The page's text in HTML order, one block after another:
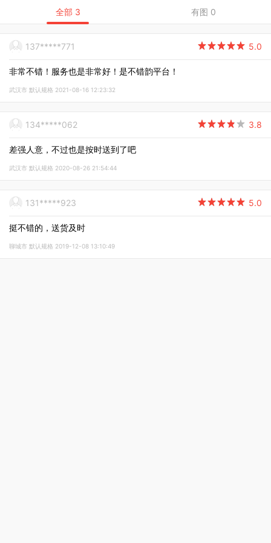
137*****771 5.0

非常不错！服务也是非常好！是不错韵平台！
武汉市 默认规格 2021-08-16 12:23:32
134*****062 3.8

差强人意，不过也是按时送到了吧
武汉市 默认规格 2020-08-26 21:54:44
131*****923 5.0

挺不错的，送货及时
聊城市 默认规格 2019-12-08 13:10:49
全部 3 有图 0